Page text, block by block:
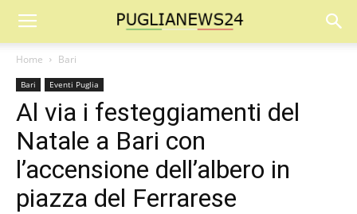
Home Bari
Bari Eventi Puglia
Al via i festeggiamenti del
Natale a Bari con
l’accensione dell’albero in
piazza del Ferrarese